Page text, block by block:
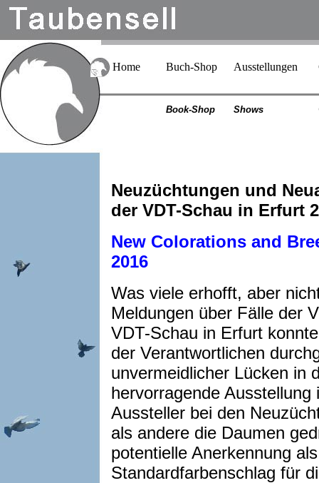
Home Buch-Shop Ausstellungen
Book-Shop Shows
Neuzüchtungen und
der VDT-Schau in Erfurt
New Colorations and
2016
Was viele erhofft, aber
Meldungen über Fälle der
VDT-Schau in Erfurt
der Verantwortlichen
unvermeidlicher Lücken in
hervorragende
Aussteller bei den
als andere die Daumen
potentielle Anerkennung
Standardfarbenschlag für